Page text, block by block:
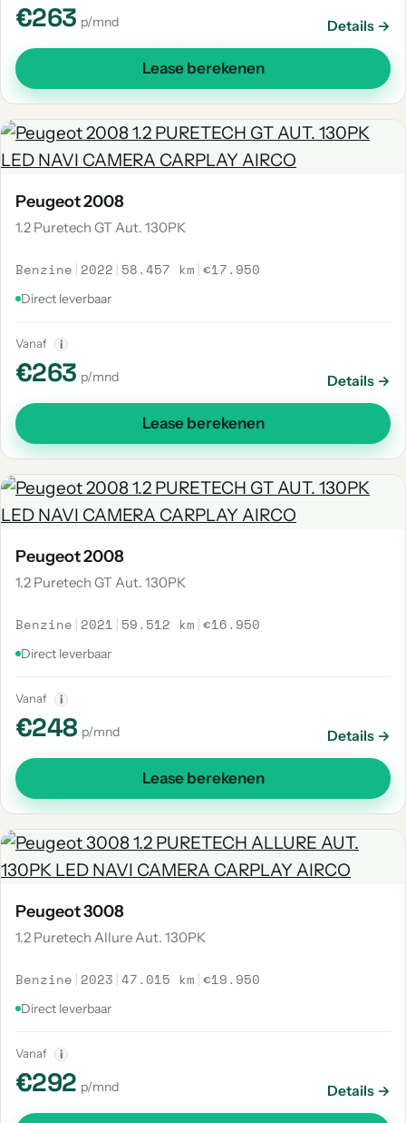
€263 p/mnd Details →
Lease berekenen
Peugeot 2008
1.2 Puretech GT Aut. 130PK
Benzine | 2022 | 58.457 km |€17.950
Direct leverbaar
Vanaf i
€263 p/mnd Details →
Lease berekenen
Peugeot 2008
1.2 Puretech GT Aut. 130PK
Benzine | 2021 | 59.512 km |€16.950
Direct leverbaar
Vanaf i
€248 p/mnd Details →
Lease berekenen
Peugeot 3008
1.2 Puretech Allure Aut. 130PK
Benzine | 2023 |47.015 km |€19.950
Direct leverbaar
Vanaf i
€292 p/mnd Details →